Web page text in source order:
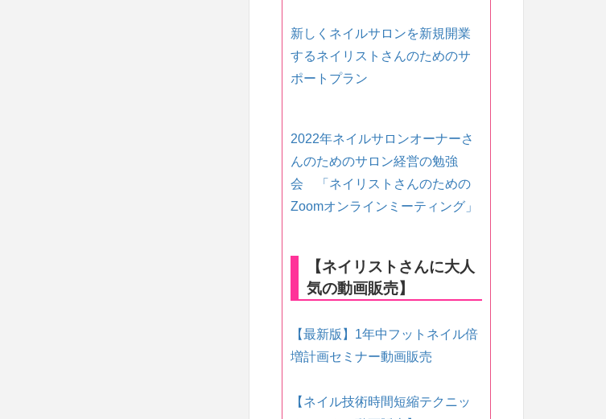
新しくネイルサロンを新規開業
するネイリストさんのためのサ
ポートプラン
2022年ネイルサロンオーナーさ
んのためのサロン経営の勉強
会 「ネイリストさんのための
Zoomオンラインミーティング」
【ネイリストさんに大人
気の動画販売】
【最新版】1年中フットネイル倍
増計画セミナー動画販売
【ネイル技術時間短縮テクニッ